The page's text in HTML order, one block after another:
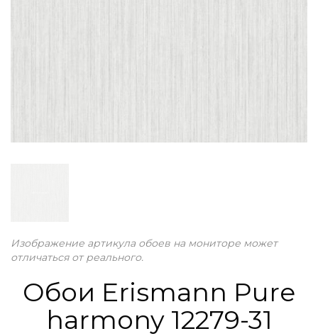
Изображение артикула обоев на мониторе может
отличаться от реального.
Обои Erismann Pure
harmony 12279-31